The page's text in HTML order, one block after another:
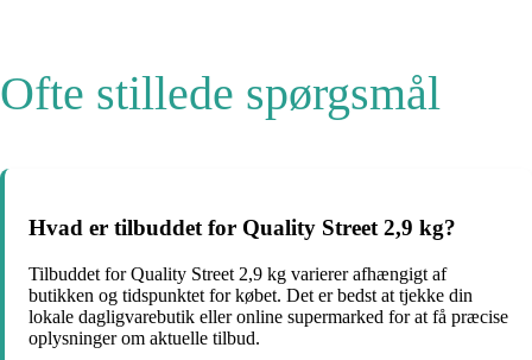
Ofte stillede spørgsmål
Hvad er tilbuddet for Quality Street 2,9 kg?
Tilbuddet for Quality Street 2,9 kg varierer afhængigt af
butikken og tidspunktet for købet. Det er bedst at tjekke din
lokale dagligvarebutik eller online supermarked for at få præcise
oplysninger om aktuelle tilbud.